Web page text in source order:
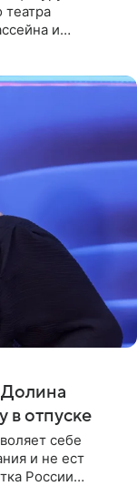
театра
и
Долина
в отпуске
себе
и не ест
России